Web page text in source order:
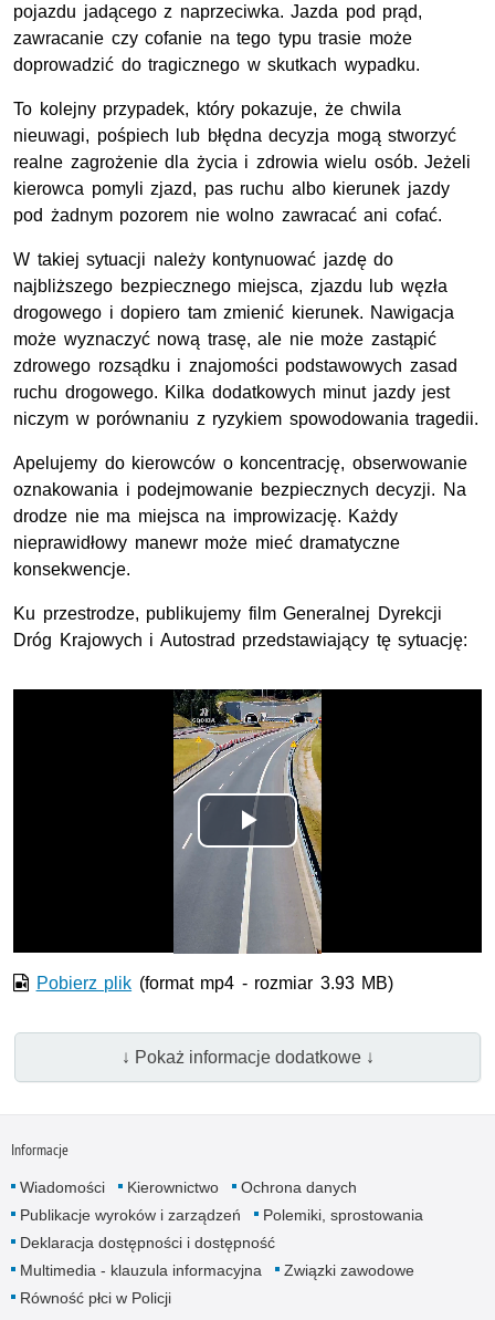
pojazdu jadącego z naprzeciwka. Jazda pod prąd,
zawracanie czy cofanie na tego typu trasie może
doprowadzić do tragicznego w skutkach wypadku.
To kolejny przypadek, który pokazuje, że chwila
nieuwagi, pośpiech lub błędna decyzja mogą stworzyć
realne zagrożenie dla życia i zdrowia wielu osób. Jeżeli
kierowca pomyli zjazd, pas ruchu albo kierunek jazdy
pod żadnym pozorem nie wolno zawracać ani cofać.
W takiej sytuacji należy kontynuować jazdę do
najbliższego bezpiecznego miejsca, zjazdu lub węzła
drogowego i dopiero tam zmienić kierunek. Nawigacja
może wyznaczyć nową trasę, ale nie może zastąpić
zdrowego rozsądku i znajomości podstawowych zasad
ruchu drogowego. Kilka dodatkowych minut jazdy jest
niczym w porównaniu z ryzykiem spowodowania tragedii.
Apelujemy do kierowców o koncentrację, obserwowanie
oznakowania i podejmowanie bezpiecznych decyzji. Na
drodze nie ma miejsca na improwizację. Każdy
nieprawidłowy manewr może mieć dramatyczne
konsekwencje.
Ku przestrodze, publikujemy film Generalnej Dyrekcji
Dróg Krajowych i Autostrad przedstawiający tę sytuację:
Opis filmu: Film z Generalnej Dyrekcji Dróg Krajowych i
Odtwórz
wideo
Pobierz plik (format mp4 - rozmiar 3.93 MB)
↓ Pokaż informacje dodatkowe ↓
Informacje
Wiadomości Kierownictwo
Ochrona danych
Publikacje wyroków i zarządzeń
Polemiki, sprostowania
Deklaracja dostępności i dostępność
Multimedia - klauzula informacyjna
Związki zawodowe
Równość płci w Policji